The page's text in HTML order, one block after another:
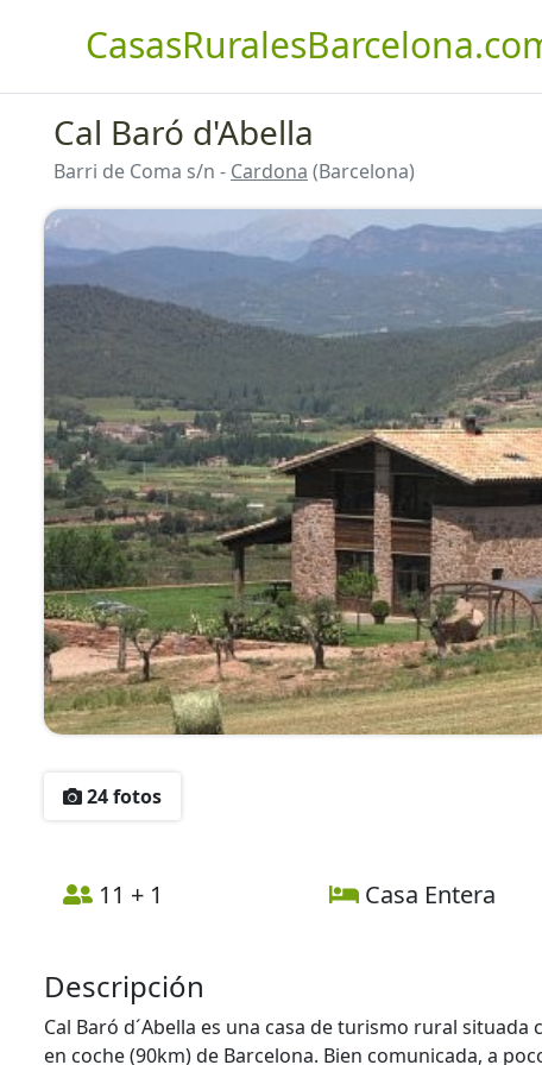
Cal Baró d'Abella
Barri de Coma s/n - Cardona (Barcelona)
24 fotos
11 + 1 Casa Entera
Descripción
Cal Baró d´Abella es una casa de turismo rural
en coche (90km) de Barcelona. Bien comunicada, a